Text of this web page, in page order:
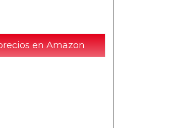
en Amazon